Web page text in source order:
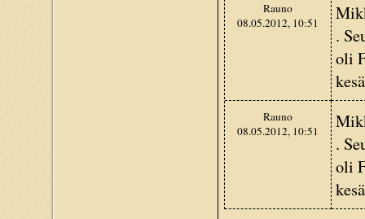
Rauno
08.05.2012, 10:51
.
oli
Rauno
08.05.2012, 10:51
.
oli